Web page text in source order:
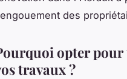
des
opter pour
travaux ?